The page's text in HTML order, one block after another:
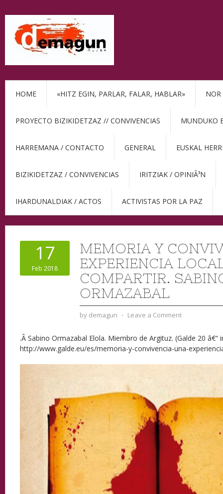
HOME «HITZ EGIN, PARLAR, FALAR, HABLAR» NOR
PROYECTO BIZIKIDETZAZ // CONVIVENCIAS MUNDUKO
HARREMANA / CONTACTO GENERAL EUSKAL
BIZIKIDETZAZ / CONVIVENCIAS IRITZIAK / OPINIÃ³N
IHARDUNALDIAK / ACTOS ACTIVISTAS POR LA PAZ
17
Feb 2018
MEMORIA Y
EXPERIENCIA
COMPARTIR.
ORMAZABAL
by demagun ⋅ Leave a Comment
.Â Sabino Ormazabal Elola. Miembro de Argituz. (Galde 20 â€“
http://www.galde.eu/es/memoria-y-convivencia-una-